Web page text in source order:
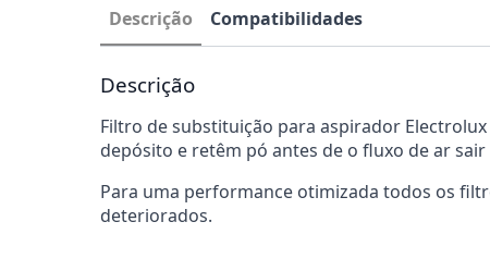
Descrição Compatibilidades
Descrição
Filtro de substituição para aspirador
depósito e retêm pó antes de o fluxo de ar sair
Para uma performance otimizada todos os
deteriorados.